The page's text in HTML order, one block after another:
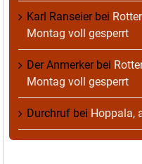
Karl Ranseierbei
Montag voll gesperrt
Der Anmerkerbei
Montag voll gesperrt
Durchruf bei Hoppala,